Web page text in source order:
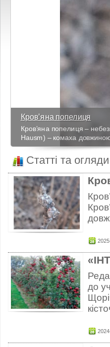
Кров’яна попелиця
Кров’яна попелиця –
Hausm) – комаха
Статті та огляди
до